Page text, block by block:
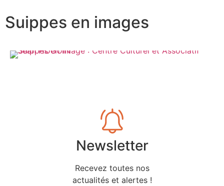
Suippes en images
Newsletter
Recevez toutes nos
actualités et alertes !